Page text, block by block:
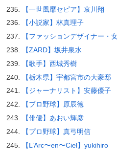
【一世風靡セピア】哀川翔
【小説家】林真理子
【ファッションデザイナー・
【ZARD】坂井泉水
【歌手】西城秀樹
【栃木県】宇都宮市の大豪邸
【ジャーナリスト】安藤優子
【プロ野球】原辰徳
【俳優】あおい輝彦
【プロ野球】真弓明信
【L’Arc〜en〜Ciel】yukihiro